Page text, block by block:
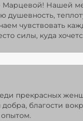
Марцевой! Нашей
душевность,
чувствовать
силы, куда
прекрасных
благости